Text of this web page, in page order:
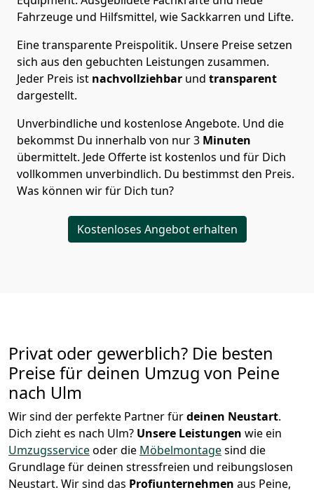
Fahrzeuge und Hilfsmittel, wie Sackkarren und Lifte.
Eine transparente Preispolitik. Unsere Preise setzen
sich aus den gebuchten Leistungen zusammen.
Jeder Preis ist nachvollziehbar und transparent
dargestellt.
Unverbindliche und kostenlose Angebote. Und die
bekommst Du innerhalb von nur3 Minuten
übermittelt. Jede Offerte ist kostenlos und für Dich
vollkommen unverbindlich. Du bestimmst den Preis.
Was können wir für Dich tun?
Kostenloses Angebot erhalten
Privat oder gewerblich? Die besten
Preise für deinen Umzug von Peine
nach Ulm
Wir sind der perfekte Partner fürdeinen Neustart.
Dich zieht es nach Ulm? Unsere Leistungen wie ein
Umzugsserviceoder die Möbelmontagesind die
Grundlage für deinen stressfreien und reibungslosen
Neustart. Wir sind das Profiunternehmen aus Peine,